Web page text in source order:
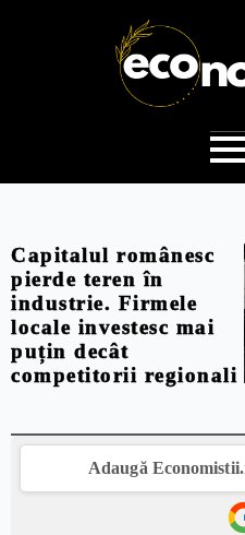
Capitalul românesc
pierde teren în
industrie. Firmele
locale investesc mai
puțin decât
competitorii regionali
Adaugă